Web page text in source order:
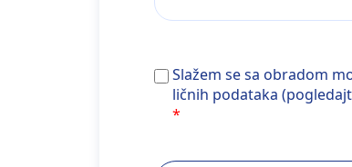
Slažem se sa obradom
Slažem se sa obradom
ličnih podataka